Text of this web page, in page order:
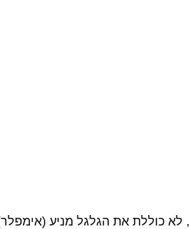
לא כוללת את הגלגל מניע